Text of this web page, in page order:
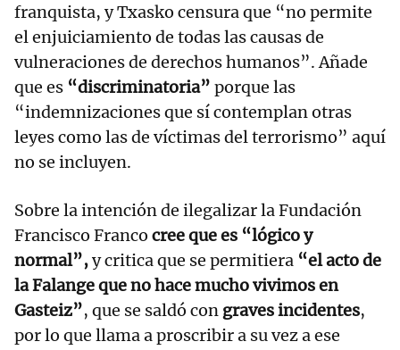
franquista, y Txasko censura que “no permite
el enjuiciamiento de todas las causas de
vulneraciones de derechos humanos”. Añade
que es “discriminatoria” porque las
“indemnizaciones que sí contemplan otras
leyes como las de víctimas del terrorismo” aquí
no se incluyen.
Sobre la intención de ilegalizar la Fundación
Francisco Franco cree que es “lógico y
normal”,y critica que se permitiera “el acto de
la Falange que no hace mucho vivimos en
Gasteiz”, que se saldó con graves incidentes,
por lo que llama a proscribir a su vez a ese